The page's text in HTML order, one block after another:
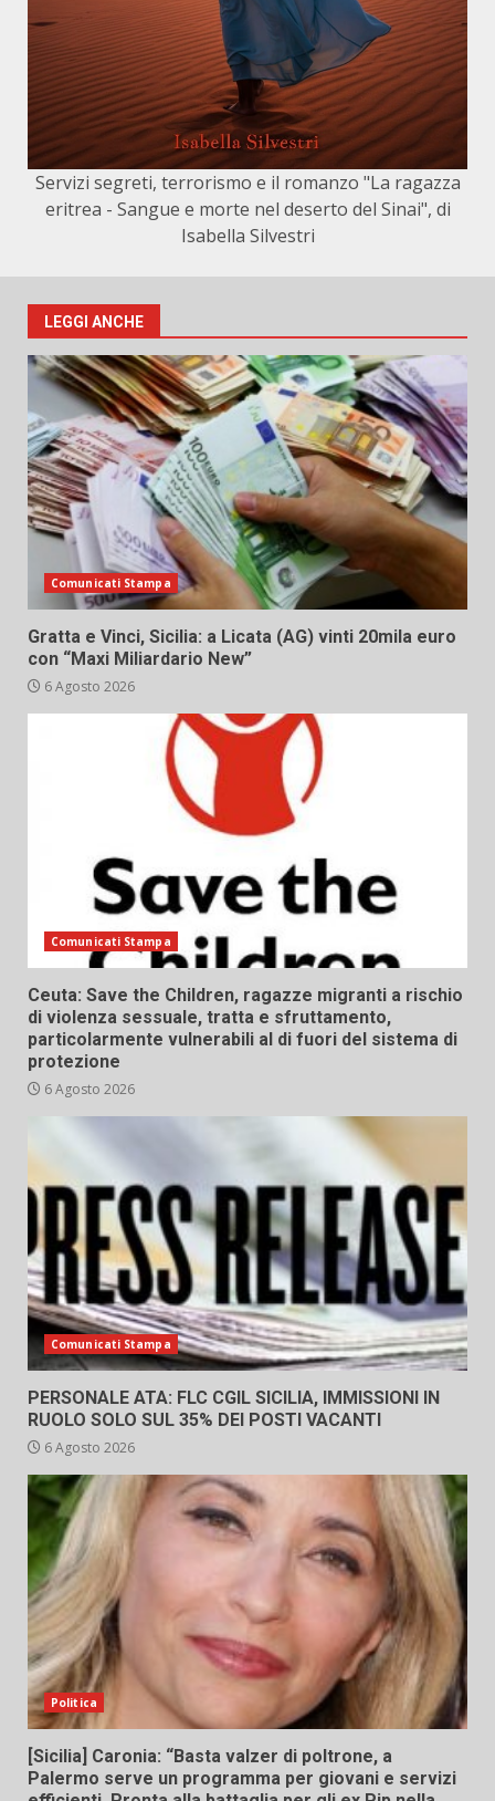
Servizi segreti, terrorismo e il romanzo "La ragazza
eritrea - Sangue e morte nel deserto del Sinai", di
Isabella Silvestri
LEGGI ANCHE
Comunicati Stampa
Gratta e Vinci, Sicilia: a Licata (AG) vinti 20mila euro
con “Maxi Miliardario New”
6 Agosto 2026
Comunicati Stampa
Ceuta: Save the Children, ragazze migranti a rischio
di violenza sessuale, tratta e sfruttamento,
particolarmente vulnerabili al di fuori del sistema di
protezione
6 Agosto 2026
Comunicati Stampa
PERSONALE ATA: FLC CGIL SICILIA, IMMISSIONI IN
RUOLO SOLO SUL 35% DEI POSTI VACANTI
6 Agosto 2026
Politica
[Sicilia] Caronia: “Basta valzer di poltrone, a
Palermo serve un programma per giovani e servizi